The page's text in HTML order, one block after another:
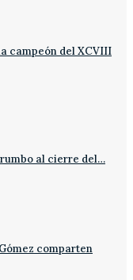
campeón del XCVIII
al cierre del…
comparten